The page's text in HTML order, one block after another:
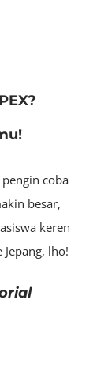
coba
besar,
keren
lho!